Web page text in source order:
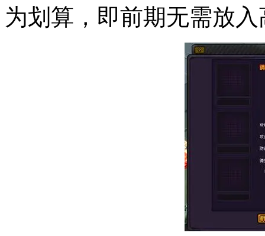
为划算，即前期无需放